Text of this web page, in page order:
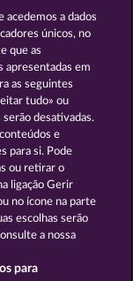
Marca
Facebook
acedemos a dados
únicos, no
que as
apresentadas em
as seguintes
tudo» ou
desativadas.
e
para si. Pode
ou retirar o
ligação Gerir
no ícone na parte
escolhas serão
a nossa
para